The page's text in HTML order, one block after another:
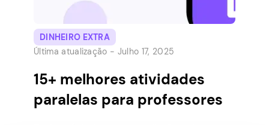
DINHEIRO EXTRA
Última atualização - Julho 17, 2025
15+ melhores atividades
paralelas para professores